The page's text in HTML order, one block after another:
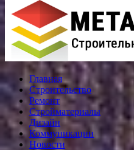
Главная
Строительство
Ремонт
Стройматериалы
Дизайн
Коммуникации
Новости